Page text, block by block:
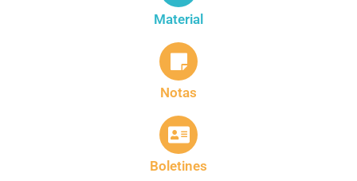
Material
Notas
Boletines